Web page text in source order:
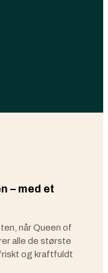
– med et
når Queen of
alle de største
og kraftfuldt